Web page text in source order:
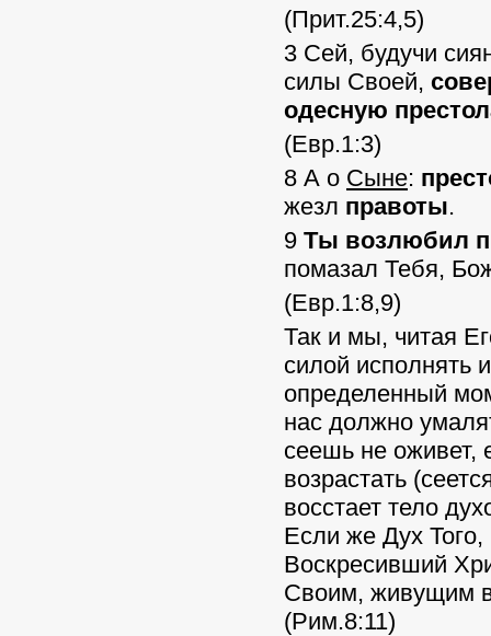
(Прит.25:4,5)
3 Сей, будучи
силы Своей,
одесную
(Евр.1:3)
8 А о Сыне:
жезл правоты.
9 Ты возлюбил
помазал Тебя,
(Евр.1:8,9)
Так и мы, читая
силой исполнять
определенный
нас должно
сеешь не оживет,
возрастать
восстает тело
Если же Дух Того,
Воскресивший
Своим, живущим
(Рим.8:11)